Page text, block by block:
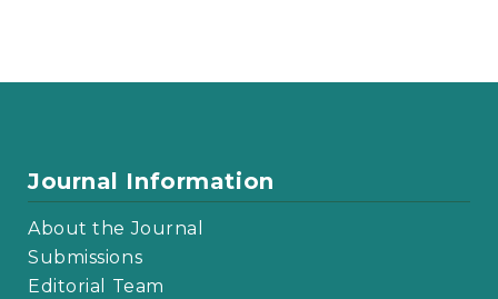
Journal Information
About the Journal
Submissions
Editorial Team